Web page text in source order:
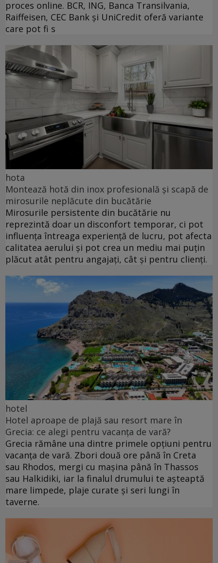
proces online. BCR, ING, Banca Transilvania,
Raiffeisen, CEC Bank și UniCredit oferă variante
care pot fi s
hota
Montează hotă din inox profesională și scapă de
mirosurile neplăcute din bucătărie
Mirosurile persistente din bucătărie nu
reprezintă doar un disconfort temporar, ci pot
influența întreaga experiență de lucru, pot afecta
calitatea aerului și pot crea un mediu mai puțin
plăcut atât pentru angajați, cât și pentru clienți.
hotel
Hotel aproape de plajă sau resort mare în
Grecia: ce alegi pentru vacanța de vară?
Grecia rămâne una dintre primele opțiuni pentru
vacanța de vară. Zbori două ore până în Creta
sau Rhodos, mergi cu mașina până în Thassos
sau Halkidiki, iar la finalul drumului te așteaptă
mare limpede, plaje curate și seri lungi în
taverne.